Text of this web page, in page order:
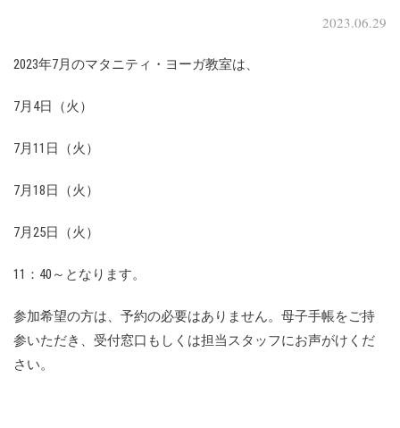
2023.06.29
2023年7月のマタニティ・ヨーガ教室は、
7月4日（火）
7月11日（火）
7月18日（火）
7月25日（火）
11：40～となります。
参加希望の方は、予約の必要はありません。母子手帳をご持
参いただき、受付窓口もしくは担当スタッフにお声がけくだ
さい。